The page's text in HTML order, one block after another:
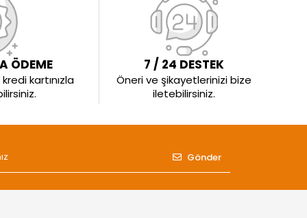
ÖDEME
kartınızla
7 / 24 DESTEK
Öneri ve şikayetlerinizi bize
iletebilirsiniz.
Gönder